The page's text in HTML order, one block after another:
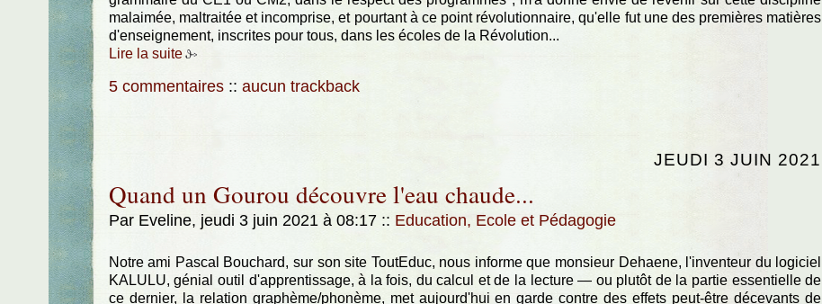
malaimée, maltraitée et incomprise, et pourtant à ce point révolutionnaire, qu'elle fut une des premières matières
d'enseignement, inscrites pour tous, dans les écoles de la Révolution...
Lire la suite
5 commentaires :: aucun trackback
JEUDI 3 JUIN 2021
Quand un Gourou découvre l'eau chaude...
Par Eveline, jeudi 3 juin 2021 à 08:17 :: Education, Ecole et Pédagogie
Notre ami Pascal Bouchard, sur son site ToutEduc, nous informe que monsieur Dehaene, l'inventeur du logiciel
KALULU, génial outil d'apprentissage, à la fois, du calcul et de la lecture — ou plutôt de la partie essentielle de
ce dernier, la relation graphème/phonème, met aujourd'hui en garde contre des effets peut-être décevants de